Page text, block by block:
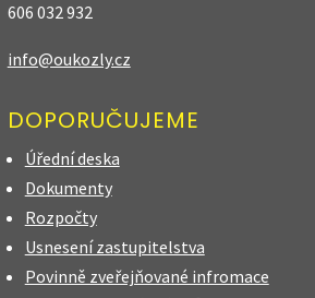
606 032 932
info@oukozly.cz
DOPORUČUJEME
Úřední deska
Dokumenty
Rozpočty
Usnesení zastupitelstva
Povinně zveřejňované infromace